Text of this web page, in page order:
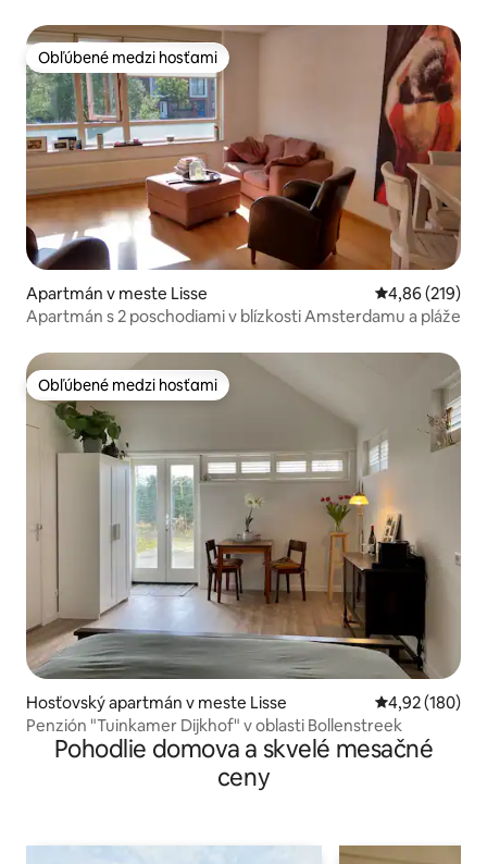
Obľúbené medzi hosťami
Obľúbené medzi hosťami
Apartmán v meste Lisse Priemerné
4,86 (219)
Apartmán s 2 poschodiami v blízkosti Amsterdamu a pláže
Obľúbené medzi hosťami
Obľúbené medzi hosťami
Hosťovský apartmán v meste Lisse Priemerné
4,92 (180)
Penzión "Tuinkamer Dijkhof" v oblasti Bollenstreek
Pohodlie domova a skvelé mesačné
ceny